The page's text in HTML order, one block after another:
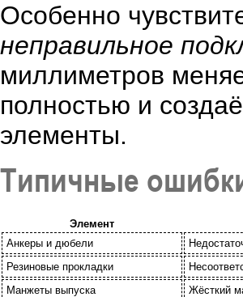
Особенно
неправильное
миллиметров
полностью и
элементы.
Типичные
Элемент
Анкеры и дюбели
Резиновые прокладки
Манжеты выпуска
Жёсткий